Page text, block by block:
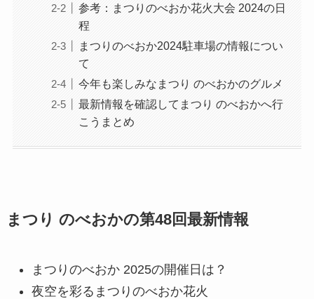
参考：まつりのべおか花火大会 2024の日
程
まつりのべおか2024駐車場の情報につい
て
今年も楽しみなまつり のべおかのグルメ
最新情報を確認してまつり のべおかへ行
こうまとめ
まつり のべおかの第48回最新情報
まつりのべおか 2025の開催日は？
夜空を彩るまつりのべおか花火